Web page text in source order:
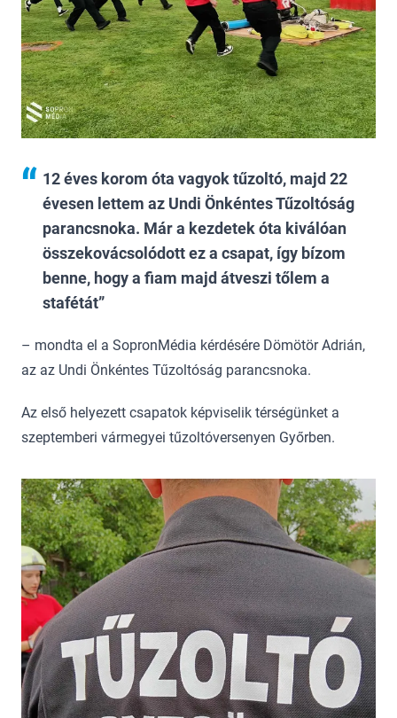
12 éves korom óta vagyok tűzoltó, majd 22
évesen lettem az Undi Önkéntes Tűzoltóság
parancsnoka. Már a kezdetek óta kiválóan
összekovácsolódott ez a csapat, így bízom
benne, hogy a fiam majd átveszi tőlem a
stafétát
– mondta el a SopronMédia kérdésére Dömötör Adrián,
az az Undi Önkéntes Tűzoltóság parancsnoka.
Az első helyezett csapatok képviselik térségünket a
szeptemberi vármegyei tűzoltóversenyen Győrben.